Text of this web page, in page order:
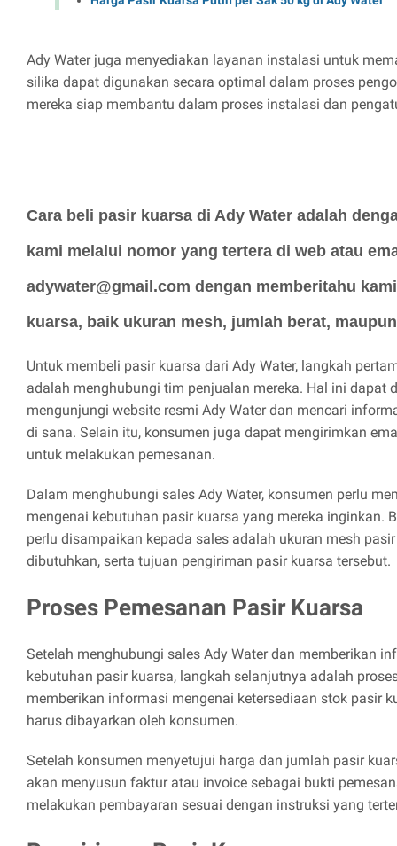
Ady Water juga menyediakan layanan instalasi untuk
silika dapat digunakan secara optimal dalam proses
mereka siap membantu dalam proses instalasi dan
Cara beli pasir kuarsa di Ady Water adalah
kami melalui nomor yang tertera di web atau
adywater@gmail.com dengan memberitahu
kuarsa, baik ukuran mesh, jumlah berat,
Untuk membeli pasir kuarsa dari Ady Water, langkah
adalah menghubungi tim penjualan mereka. Hal ini dapat
mengunjungi website resmi Ady Water dan mencari
di sana. Selain itu, konsumen juga dapat mengirimkan
untuk melakukan pemesanan.
Dalam menghubungi sales Ady Water, konsumen perlu
mengenai kebutuhan pasir kuarsa yang mereka inginkan.
perlu disampaikan kepada sales adalah ukuran mesh
dibutuhkan, serta tujuan pengiriman pasir kuarsa tersebut.
Proses Pemesanan Pasir Kuarsa
Setelah menghubungi sales Ady Water dan memberikan
kebutuhan pasir kuarsa, langkah selanjutnya adalah
memberikan informasi mengenai ketersediaan stok pasir
harus dibayarkan oleh konsumen.
Setelah konsumen menyetujui harga dan jumlah pasir
akan menyusun faktur atau invoice sebagai bukti
melakukan pembayaran sesuai dengan instruksi yang